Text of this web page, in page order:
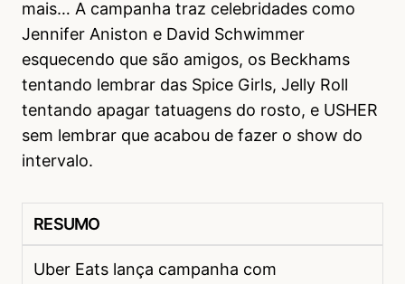
mais… A campanha traz celebridades como
Jennifer Aniston e David Schwimmer
esquecendo que são amigos, os Beckhams
tentando lembrar das Spice Girls, Jelly Roll
tentando apagar tatuagens do rosto, e USHER
sem lembrar que acabou de fazer o show do
intervalo.
RESUMO
Uber Eats lança campanha com